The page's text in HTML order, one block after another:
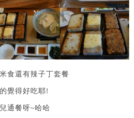
食還有辣子丁套餐
覺得好吃耶!
通餐呀~哈哈